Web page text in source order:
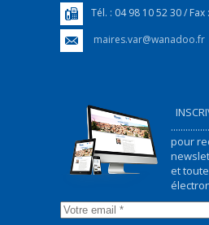
Tél. : 04 98 10 52 30 /
maires.var@wanadoo.fr
pour
et